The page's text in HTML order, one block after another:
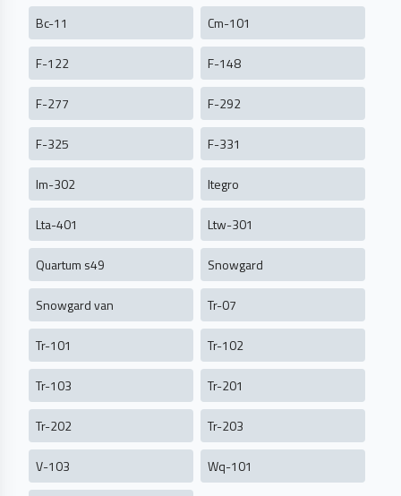
Bc-11 Cm-101
F-122 F-148
F-277 F-292
F-325 F-331
Im-302 Itegro
Lta-401 Ltw-301
Quartum s49 Snowgard
Snowgard van Tr-07
Tr-101 Tr-102
Tr-103 Tr-201
Tr-202 Tr-203
V-103 Wq-101